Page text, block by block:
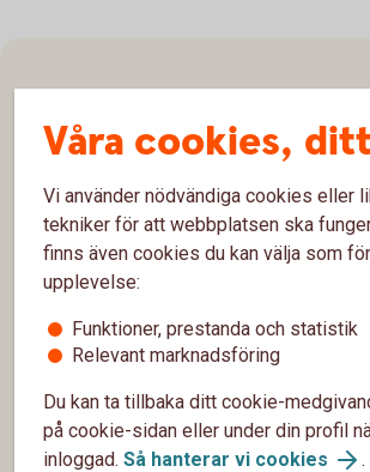
Våra cookies,
Vi använder nödvändiga cookies eller
tekniker för att webbplatsen ska
finns även cookies du kan välja som
upplevelse:
Funktioner, prestanda och statistik
Relevant marknadsföring
Du kan ta tillbaka ditt cookie-
på cookie-sidan eller under din profil
inloggad. Så hanterar vi cookies .
Sidfot
Kontakta oss
Spärrhjälp
Kontor och öppettider
Bli kund
Priser, räntor och kurser
Om oss